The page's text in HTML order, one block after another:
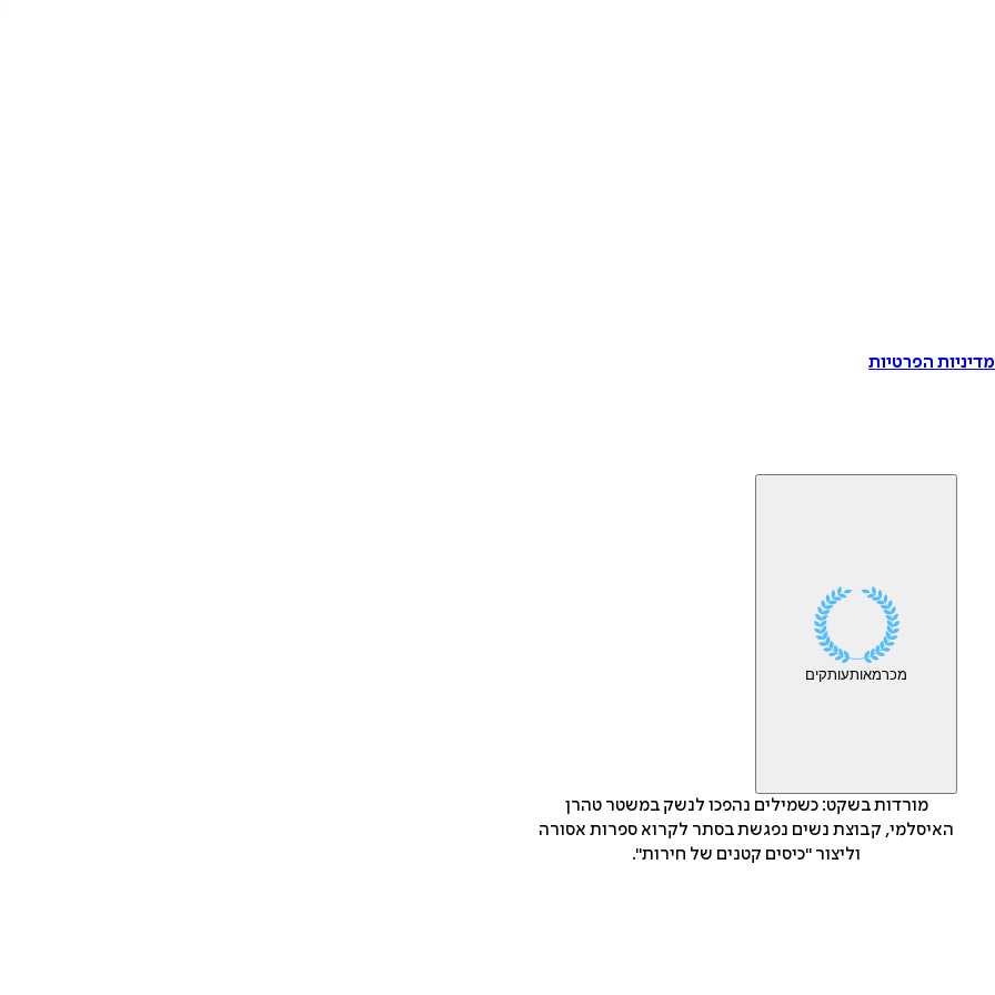
הפרטיות
מכרמאותעותקים
מורדות בשקט: כשמילים נהפכו לנשק במשטר טהרן
האיסלמי, קבוצת נשים נפגשת בסתר לקרוא ספרות אסורה
וליצור "כיסים קטנים של חירות".